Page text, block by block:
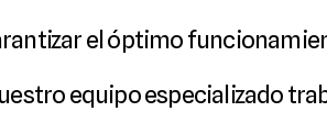
el óptimo